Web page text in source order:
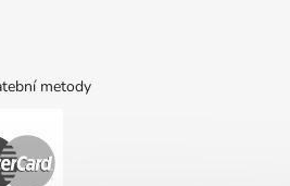
metody